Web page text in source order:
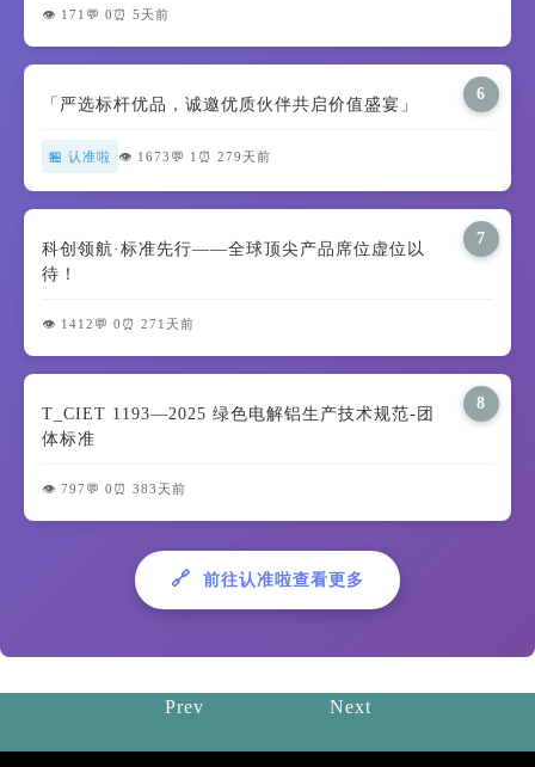
👁️ 171 💬 0 ⏰ 5天前
6
「严选标杆优品，诚邀优质伙伴共启价值盛宴」
🏪 认准啦 👁️ 1673 💬 1 ⏰ 279天前
7
科创领航·标准先行——全球顶尖产品席位虚位以
待！
👁️ 1412 💬 0 ⏰ 271天前
8
T_CIET 1193—2025 绿色电解铝生产技术规范-团
体标准
👁️ 797 💬 0 ⏰ 383天前
🔗 前往认准啦查看更多
Prev Next